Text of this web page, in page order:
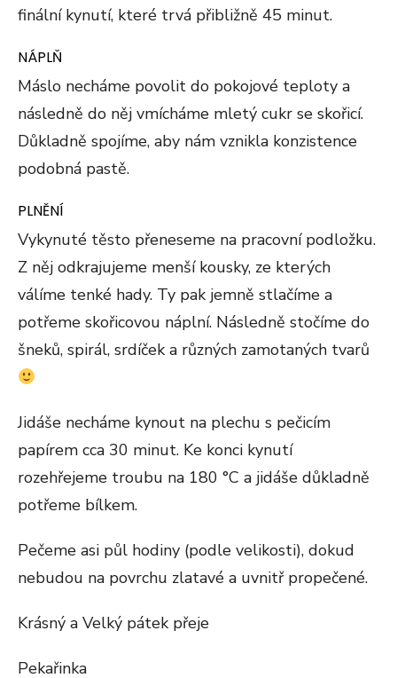
finální kynutí, které trvá přibližně 45 minut.
NÁPLŇ
Máslo necháme povolit do pokojové teploty a
následně do něj vmícháme mletý cukr se skořicí.
Důkladně spojíme, aby nám vznikla konzistence
podobná pastě.
PLNĚNÍ
Vykynuté těsto přeneseme na pracovní podložku.
Z něj odkrajujeme menší kousky, ze kterých
válíme tenké hady. Ty pak jemně stlačíme a
potřeme skořicovou náplní. Následně stočíme do
šneků, spirál, srdíček a různých zamotaných tvarů
Jidáše necháme kynout na plechu s pečicím
papírem cca 30 minut. Ke konci kynutí
rozehřejeme troubu na 180 °C a jidáše důkladně
potřeme bílkem.
Pečeme asi půl hodiny (podle velikosti), dokud
nebudou na povrchu zlatavé a uvnitř propečené.
Krásný a Velký pátek přeje
Pekařinka